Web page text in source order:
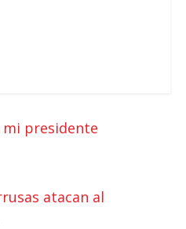
mi presidente
atacan al